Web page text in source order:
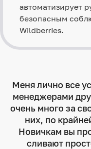
автоматизирует
безопасным
Wildberries.
Меня лично все
менеджерами
очень много за
них, по
Новичкам вы
сливают